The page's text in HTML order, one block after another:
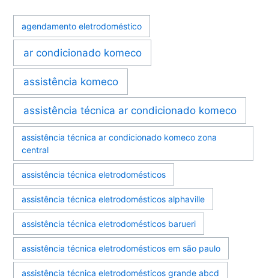
agendamento eletrodoméstico
ar condicionado komeco
assistência komeco
assistência técnica ar condicionado komeco
assistência técnica ar condicionado komeco zona
central
assistência técnica eletrodomésticos
assistência técnica eletrodomésticos alphaville
assistência técnica eletrodomésticos barueri
assistência técnica eletrodomésticos em são paulo
assistência técnica eletrodomésticos grande abcd